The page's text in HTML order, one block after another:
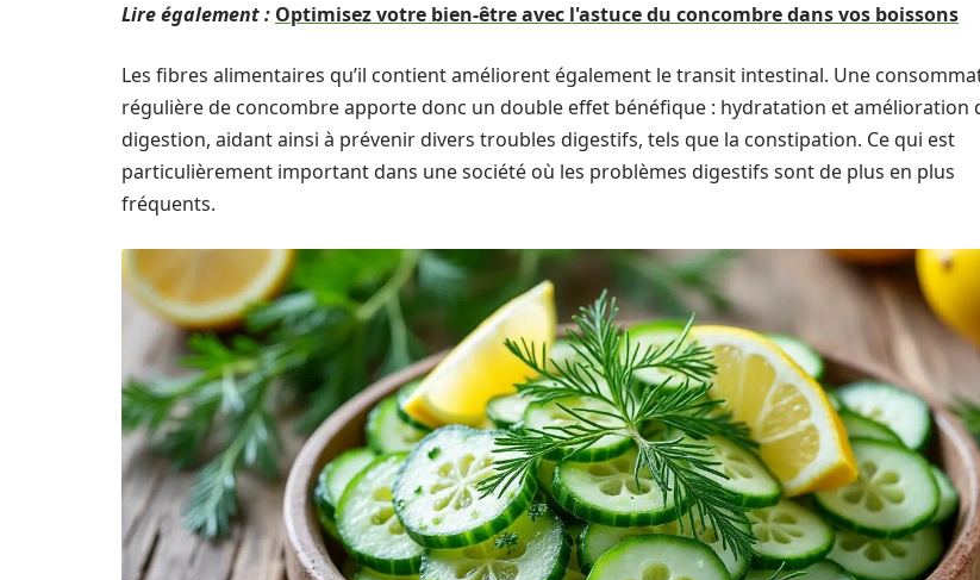
Lire également : Optimisez votre bien-être avec l'astuce du concombre dans vos boissons
Les fibres alimentaires qu’il contient améliorent également le transit intestinal. Une
régulière de concombre apporte donc un double effet bénéfique : hydratation et amélioration
digestion, aidant ainsi à prévenir divers troubles digestifs, tels que la constipation. Ce qui est
particulièrement important dans une société où les problèmes digestifs sont de plus en plus
fréquents.